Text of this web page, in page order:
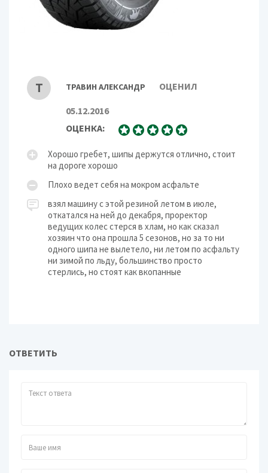
Т ТРАВИН АЛЕКСАНДР ОЦЕНИЛ
05.12.2016
ОЦЕНКА:
Хорошо гребет, шипы держутся отлично, стоит
на дороге хорошо
Плохо ведет себя на мокром асфальте
взял машину с этой резиной летом в июле,
откатался на ней до декабря, проректор
ведущих колес стерся в хлам, но как сказал
хозяин что она прошла 5 сезонов, но за то ни
одного шипа не вылетело, ни летом по асфальту
ни зимой по льду, большинство просто
стерлись, но стоят как вкопанные
ОТВЕТИТЬ